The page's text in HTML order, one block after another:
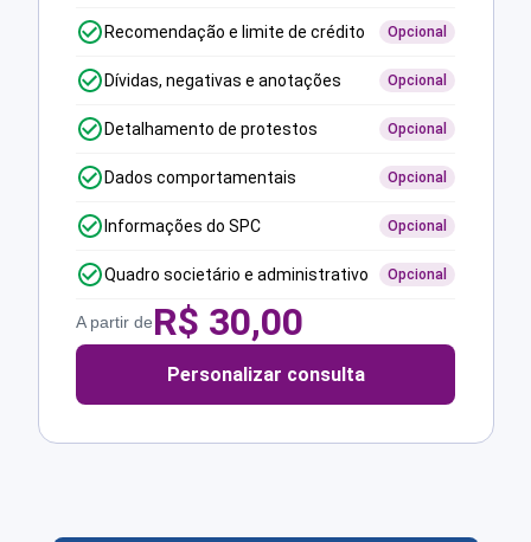
Recomendação e limite de crédito Opcional
Dívidas, negativas e anotações Opcional
Detalhamento de protestos Opcional
Dados comportamentais Opcional
Informações do SPC Opcional
Quadro societário e administrativo Opcional
A partir deR$ 30,00
Personalizar consulta